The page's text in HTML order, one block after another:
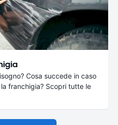
Cosa succede in caso
franchigia? Scopri tutte le